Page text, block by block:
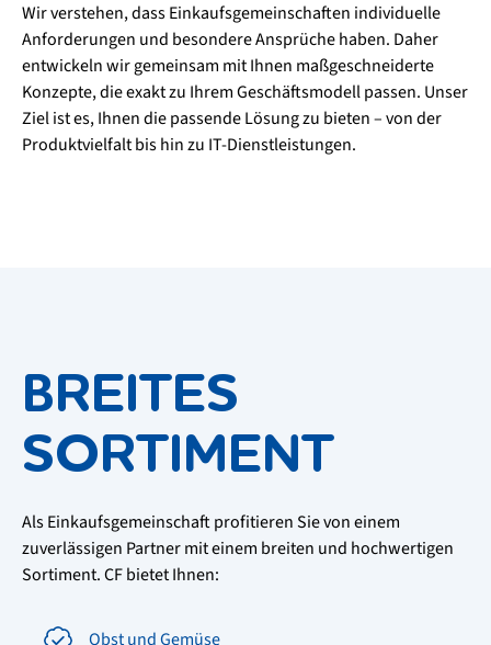
Wir verstehen, dass Einkaufsgemeinschaften individuelle
Anforderungen und besondere Ansprüche haben. Daher
entwickeln wir gemeinsam mit Ihnen maßgeschneiderte
Konzepte, die exakt zu Ihrem Geschäftsmodell passen. Unser
Ziel ist es, Ihnen die passende Lösung zu bieten – von der
Produktvielfalt bis hin zu IT-Dienstleistungen.
BREITES
SORTIMENT
Als Einkaufsgemeinschaft profitieren Sie von einem
zuverlässigen Partner mit einem breiten und hochwertigen
Sortiment. CF bietet Ihnen:
Obst und Gemüse